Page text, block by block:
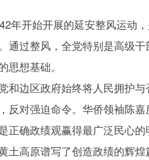
年开始开展的延安整风运动
通过整风，全党特别是高级
想基础。
和边区政府始终将人民拥护
反对强迫命令。华侨领袖陈
确政绩观赢得最广泛民心的
土高原谱写了创造政绩的辉